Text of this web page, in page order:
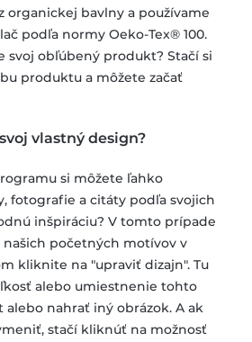
organickej bavlny a používame
podľa normy Oeko-Tex® 100.
svoj obľúbený produkt? Stačí si
produktu a môžete začať
vlastný design?
si môžete ľahko
fotografie a citáty podľa svojich
inšpiráciu? V tomto prípade
našich početných motívov v
kliknite na "upraviť dizajn". Tu
alebo umiestnenie tohto
nahrať iný obrázok. A ak
stačí kliknúť na možnosť